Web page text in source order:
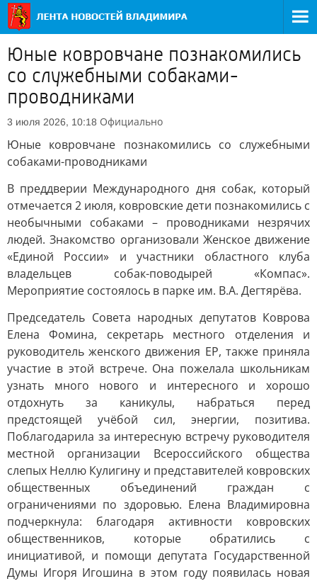
Юные ковровчане познакомились
со служебными собаками-
проводниками
3 июля 2026, 10:18 Официально
Юные ковровчане познакомились со служебными
собаками-проводниками
В преддверии Международного дня собак, который
отмечается 2 июля, ковровские дети познакомились с
необычными собаками – проводниками незрячих
людей. Знакомство организовали Женское движение
«Единой России» и участники областного клуба
владельцев собак-поводырей «Компас».
Мероприятие состоялось в парке им. В.А. Дегтярёва.
Председатель Совета народных депутатов Коврова
Елена Фомина, секретарь местного отделения и
руководитель женского движения ЕР, также приняла
участие в этой встрече. Она пожелала школьникам
узнать много нового и интересного и хорошо
отдохнуть за каникулы, набраться перед
предстоящей учёбой сил, энергии, позитива.
Поблагодарила за интересную встречу руководителя
местной организации Всероссийского общества
слепых Неллю Кулигину и представителей ковровских
общественных объединений граждан с
ограничениями по здоровью. Елена Владимировна
подчеркнула: благодаря активности ковровских
общественников, которые обратились с
инициативой, и помощи депутата Государственной
Думы Игоря Игошина в этом году появилась новая